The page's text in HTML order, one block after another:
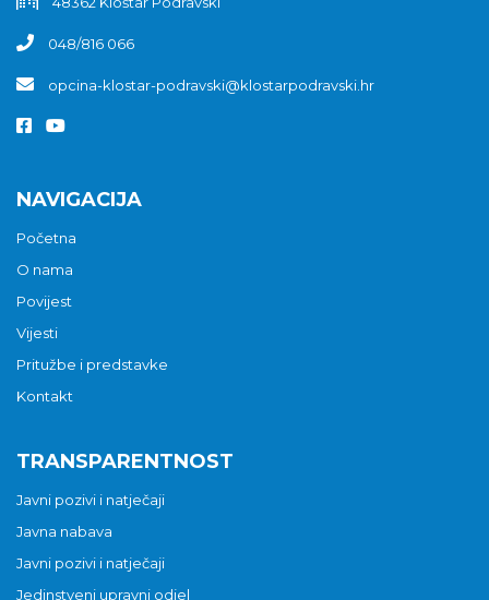
048/816 066
opcina-klostar-podravski@klostarpodravski.hr
NAVIGACIJA
Početna
O nama
Povijest
Vijesti
Pritužbe i predstavke
Kontakt
TRANSPARENTNOST
Javni pozivi i natječaji
Javna nabava
Javni pozivi i natječaji
Jedinstveni upravni odjel